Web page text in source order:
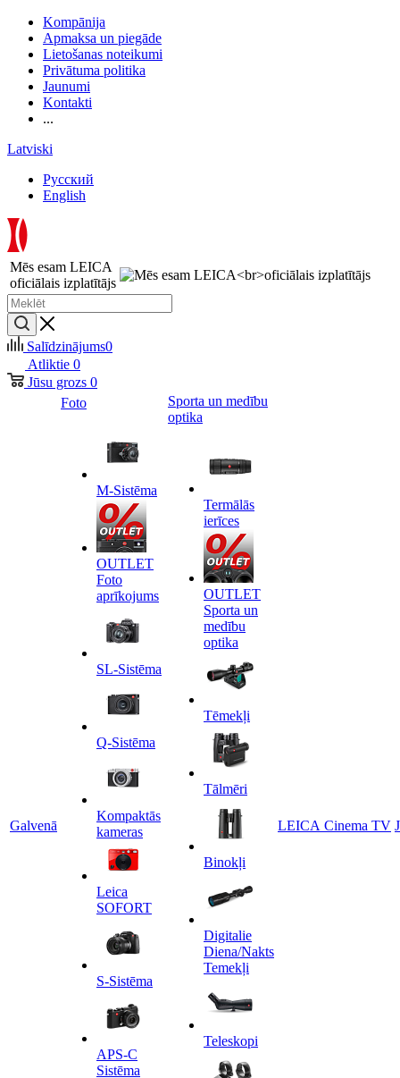
Kompānija
Apmaksa un piegāde
Lietošanas noteikumi
Privātuma politika
Jaunumi
Kontakti
...
Latviski
Русский
English
Mēs esam LEICA
oficiālais izplatītājs
Salīdzinājums0
Atliktie 0
Jūsu grozs 0
Galvenā
Foto
M-Sistēma
OUTLET
Foto
aprīkojums
SL-Sistēma
Q-Sistēma
Kompaktās
kameras
Leica
SOFORT
S-Sistēma
APS-C
Sistēma
Sporta un medību
optika
Termālās
ierīces
OUTLET
Sporta un
medību
optika
Tēmekļi
Tālmēri
Binokļi
Digitalie
Diena/Nakts
Temekļi
Teleskopi
LEICA Cinema TV